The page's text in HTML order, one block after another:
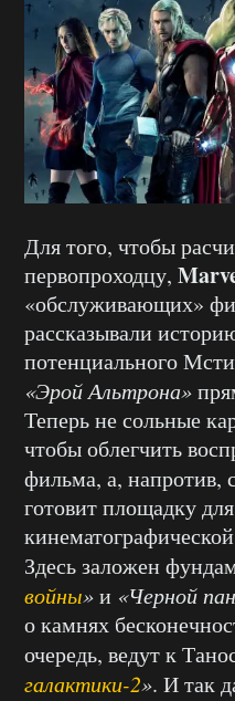
Для того, чтобы
первопроходцу,
«обслуживающих»
рассказывали
потенциального
«Эрой Альтрона»
Теперь не сольные
чтобы облегчить
фильма, а, напротив,
готовит площадку
Здесь заложен
войны»и «Черной
о камнях
очередь, ведут к
галактики-2». И так